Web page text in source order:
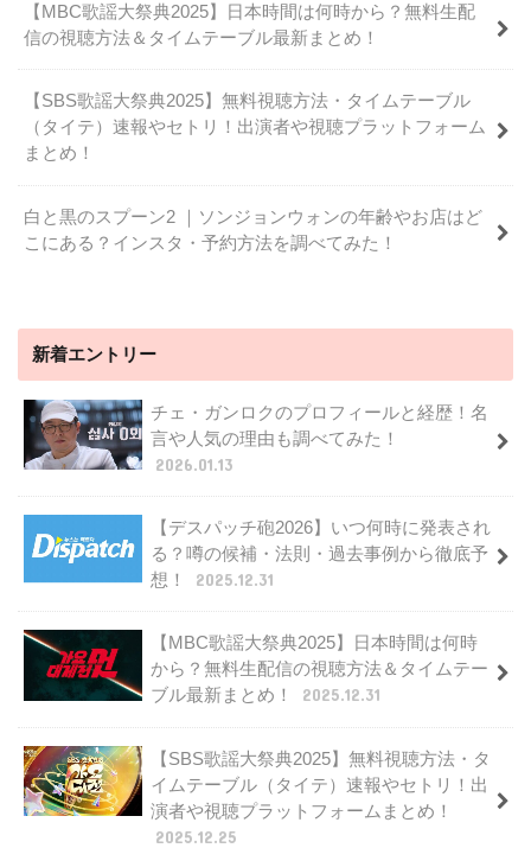
【MBC歌謡大祭典2025】日本時間は何時から？無料生配
信の視聴方法＆タイムテーブル最新まとめ！
【SBS歌謡大祭典2025】無料視聴方法・タイムテーブル
（タイテ）速報やセトリ！出演者や視聴プラットフォーム
まとめ！
白と黒のスプーン2 ｜ソンジョンウォンの年齢やお店はど
こにある？インスタ・予約方法を調べてみた！
新着エントリー
チェ・ガンロクのプロフィールと経歴！名
言や人気の理由も調べてみた！
2026.01.13
【デスパッチ砲2026】いつ何時に発表され
る？噂の候補・法則・過去事例から徹底予
想！
2025.12.31
【MBC歌謡大祭典2025】日本時間は何時
から？無料生配信の視聴方法＆タイムテー
ブル最新まとめ！
2025.12.31
【SBS歌謡大祭典2025】無料視聴方法・タ
イムテーブル（タイテ）速報やセトリ！出
演者や視聴プラットフォームまとめ！
2025.12.25